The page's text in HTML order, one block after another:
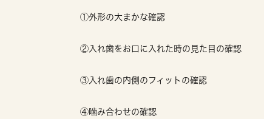
①外形の大まかな確認
②入れ歯をお口に入れた時の見た目の確認
③入れ歯の内側のフィットの確認
④噛み合わせの確認